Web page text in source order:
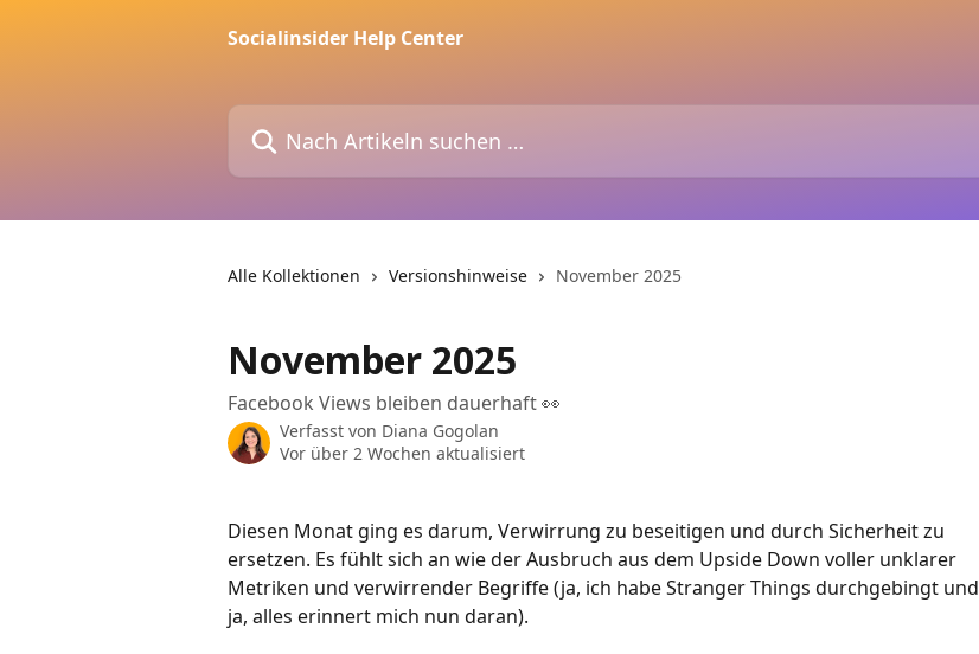
Socialinsider Help Center
Nach Artikeln suchen …
Alle Kollektionen Versionshinweise November 2025
November 2025
Facebook Views bleiben dauerhaft 👀
Verfasst von Diana Gogolan
Vor über 2 Wochen aktualisiert
Diesen Monat ging es darum, Verwirrung zu beseitigen und durch Sicherheit zu
ersetzen. Es fühlt sich an wie der Ausbruch aus dem Upside Down voller unklarer
Metriken und verwirrender Begriffe (ja, ich habe Stranger Things durchgebingt und
ja, alles erinnert mich nun daran).